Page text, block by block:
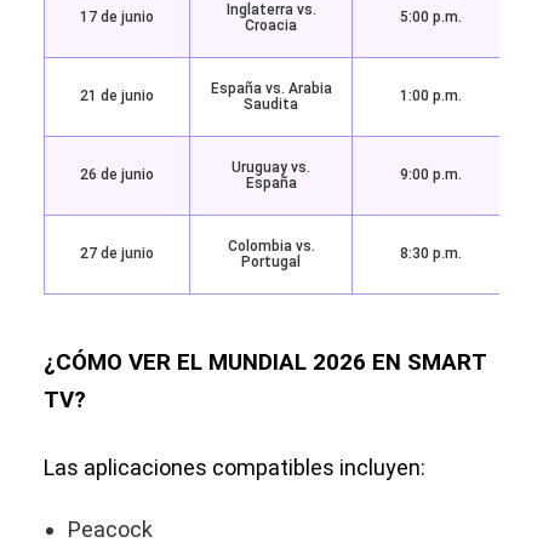
17 de junio
Inglaterra vs.
Croacia
5:00 p.m.
21 de junio
España vs. Arabia
Saudita
1:00 p.m.
26 de junio
Uruguay vs.
España
9:00 p.m.
27 de junio
Colombia vs.
Portugal
8:30 p.m.
¿CÓMO VER EL MUNDIAL 2026 EN SMART
TV?
Las aplicaciones compatibles incluyen:
Peacock